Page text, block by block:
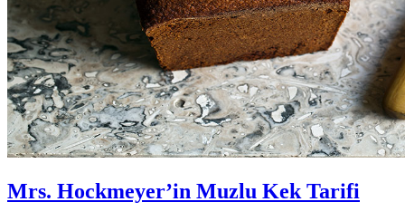
Mrs. Hockmeyer’in Muzlu Kek Tarifi